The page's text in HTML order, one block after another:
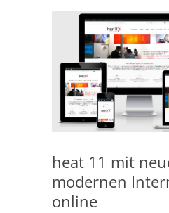
heat 11 mit
modernen
online